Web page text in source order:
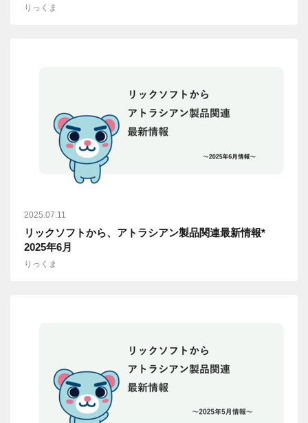
りっくま
2025.07.11
リックソフトから、アトラシアン製品関連最新情報*
2025年6月
りっくま